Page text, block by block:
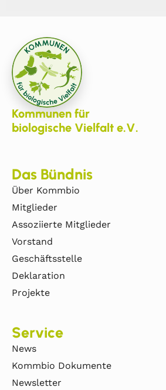
Kommunen für
biologische Vielfalt e.V.
Das Bündnis
Über Kommbio
Mitglieder
Assoziierte Mitglieder
Vorstand
Geschäftsstelle
Deklaration
Projekte
Service
News
Kommbio Dokumente
Newsletter